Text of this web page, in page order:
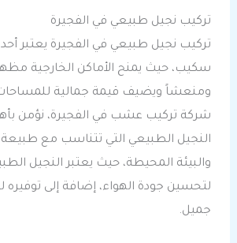
تركيب نجيل طبيعي في الفجيرة
تركيب نجيل طبيعي في الفجيرة يعتبر أحد
سكيب، حيث يمنح الأماكن الخارجية
ومنعشاً ويضيف قيمة جمالية
شركة تركيب عشب في الفجيرة، نؤمن
النجيل الطبيعي التي تتناسب مع
والبيئة المحيطة، حيث يعتبر النجيل
لتحسين جودة الهواء، إضافة إلى
جميل.